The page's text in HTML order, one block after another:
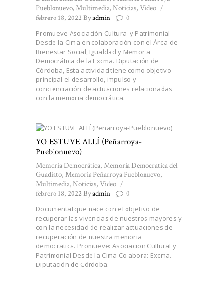
Pueblonuevo, Multimedia, Noticias, Video
febrero 18, 2022 Byadmin 0
Promueve Asociación Cultural y Patrimonial
Desde la Cima en colaboración con el Área de
Bienestar Social, Igualdad y Memoria
Democrática de la Excma. Diputación de
Córdoba, Esta actividad tiene como objetivo
principal el desarrollo, impulso y
concienciación de actuaciones relacionadas
con la memoria democrática.
YO ESTUVE ALLÍ (Peñarroya-
Pueblonuevo)
Memoria Democrática, Memoria Democratica del
Guadiato, Memoria Peñarroya Pueblonuevo,
Multimedia, Noticias, Video
febrero 18, 2022 Byadmin 0
Documental que nace con el objetivo de
recuperar las vivencias de nuestros mayores y
con la necesidad de realizar actuaciones de
recuperación de nuestra memoria
democrática. Promueve: Asociación Cultural y
Patrimonial Desde la Cima Colabora: Excma.
Diputación de Córdoba.